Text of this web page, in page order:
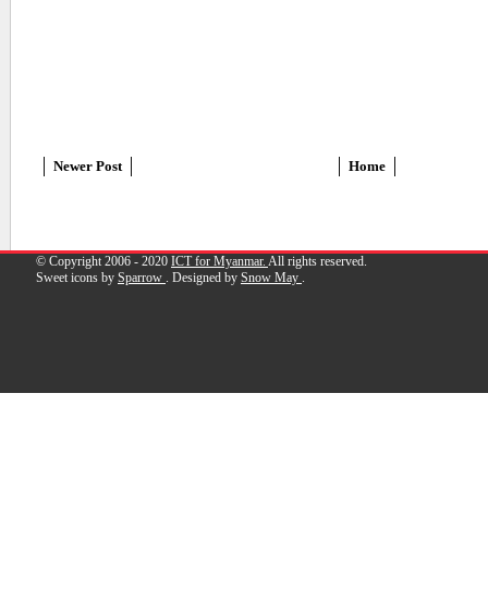
Newer Post Home
© Copyright 2006 - 2020 ICT for Myanmar. All rights reserved.
Sweet icons by Sparrow . Designed by Snow May .